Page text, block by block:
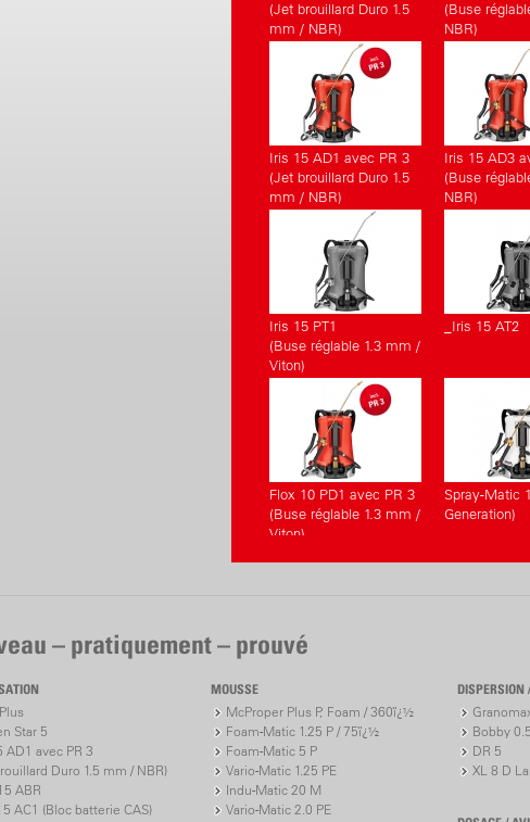
(Jet brouillard Duro 1.5
mm / NBR)
(Buse
NBR)
Iris 15 AD1 avec PR 3
(Jet brouillard Duro 1.5
mm / NBR)
Iris 15 AD3
(Buse
NBR)
Iris 15 PT1
(Buse réglable 1.3 mm /
Viton)
_Iris 15 AT2
Flox 10 PD1 avec PR 3
(Buse réglable 1.3 mm /
Viton)
Spray-Matic
Generation)
– pratiquement – prouvé
Star 5
AD1 avec PR 3
Duro 1.5 mm / NBR)
ABR
AC1 (Bloc batterie CAS)
MOUSSE
McProper Plus P, Foam / 360ï¿½
Foam-Matic 1.25 P / 75ï¿½
Foam-Matic 5 P
Vario-Matic 1.25 PE
Indu-Matic 20 M
Vario-Matic 2.0 PE
DISPERSION
Bobby 0.5
DR 5
XL 8 D